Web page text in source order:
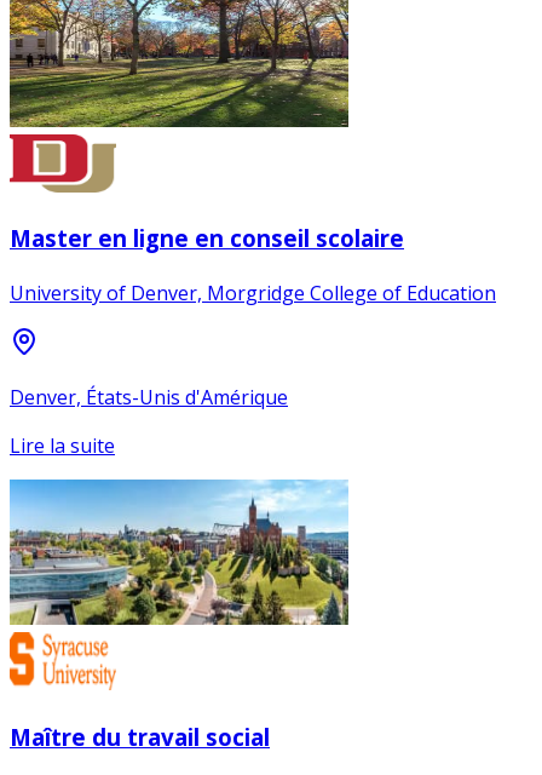
Master en ligne en conseil scolaire
University of Denver, Morgridge College of Education
Denver, États-Unis d'Amérique
Lire la suite
Maître du travail social